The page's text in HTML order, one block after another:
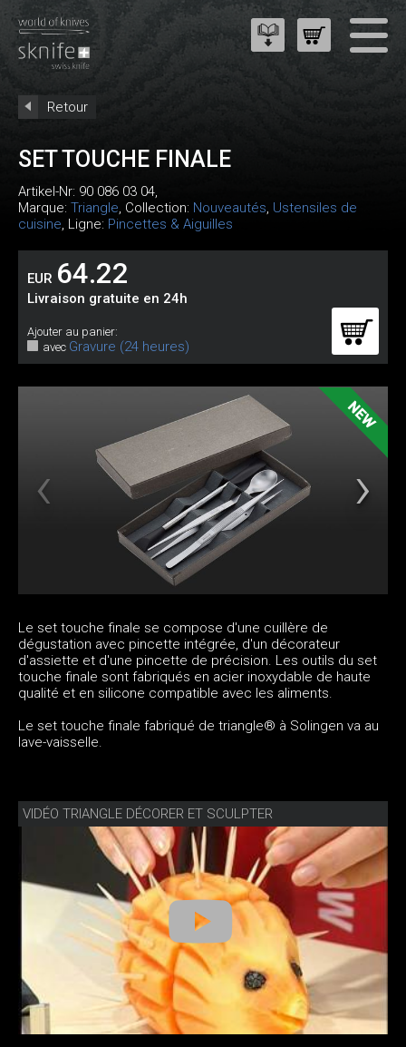
Retour
SET TOUCHE FINALE
Artikel-Nr: 90 086 03 04,
Marque: Triangle, Collection: Nouveautés, Ustensiles de
cuisine, Ligne: Pincettes & Aiguilles
EUR 64.22
Livraison gratuite en 24h
Ajouter au panier:
avec Gravure (24 heures)
Le set touche finale se compose d'une cuillère de
dégustation avec pincette intégrée, d'un décorateur
d'assiette et d'une pincette de précision. Les outils du set
touche finale sont fabriqués en acier inoxydable de haute
qualité et en silicone compatible avec les aliments.
Le set touche finale fabriqué de triangle® à Solingen va au
lave-vaisselle.
VIDÉO TRIANGLE DÉCORER ET SCULPTER